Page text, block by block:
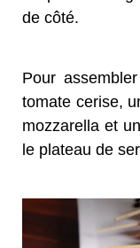
de côté.
Pour
tomate cerise,
mozzarella et
le plateau de